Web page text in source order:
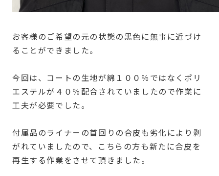
お客様のご希望の元の状態の黒色に無事に近づけ
ることができました。
今回は、コートの生地が綿１００％ではなくポリ
エステルが４０％配合されていましたので作業に
工夫が必要でした。
付属品のライナ－の首回りの合皮も劣化により剥
がれていましたので、こちらの方も新たに合皮を
再生する作業をさせて頂きました。